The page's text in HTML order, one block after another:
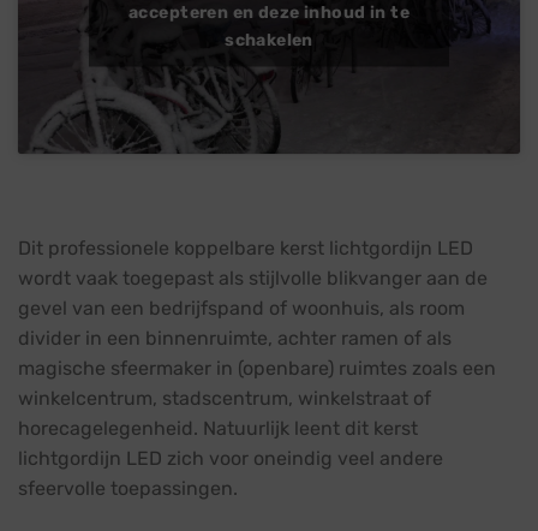
accepteren en deze inhoud in te
schakelen
Dit professionele koppelbare kerst lichtgordijn LED
wordt vaak toegepast als stijlvolle blikvanger aan de
gevel van een bedrijfspand of woonhuis, als room
divider in een binnenruimte, achter ramen of als
magische sfeermaker in (openbare) ruimtes zoals een
winkelcentrum, stadscentrum, winkelstraat of
horecagelegenheid. Natuurlijk leent dit kerst
lichtgordijn LED zich voor oneindig veel andere
sfeervolle toepassingen.